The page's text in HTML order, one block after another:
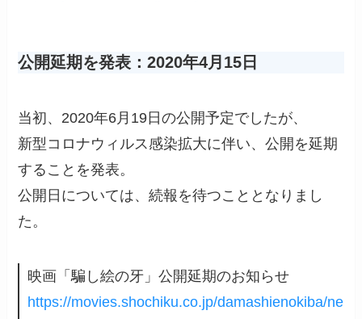
公開延期を発表：2020年4月15日
当初、2020年6月19日の公開予定でしたが、
新型コロナウィルス感染拡大に伴い、公開を延期
することを発表。
公開日については、続報を待つこととなりまし
た。
映画「騙し絵の牙」公開延期のお知らせ
https://movies.shochiku.co.jp/damashienokiba/ne